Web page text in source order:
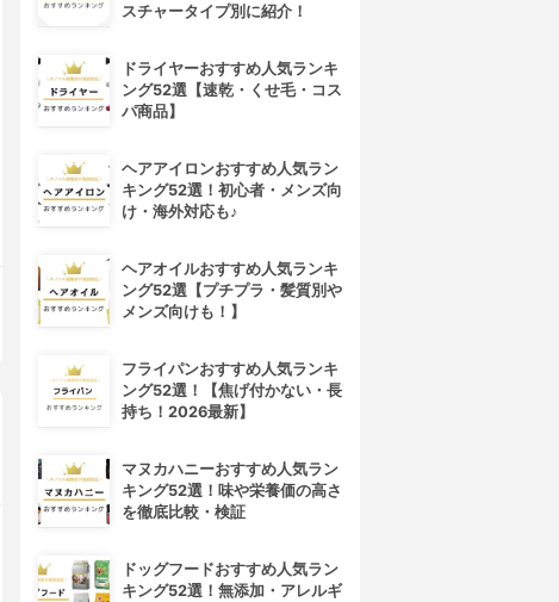
スチャータイプ別に紹介！
ドライヤーおすすめ人気ランキ
ング52選【速乾・くせ毛・コス
パ商品】
ヘアアイロンおすすめ人気ラン
キング52選！初心者・メンズ向
け・海外対応も♪
ヘアオイルおすすめ人気ランキ
ング52選【プチプラ・髪質別や
メンズ向けも！】
フライパンおすすめ人気ランキ
ング52選！【焦げ付かない・長
持ち！2026最新】
マヌカハニーおすすめ人気ラン
キング52選！味や栄養価の高さ
を徹底比較・検証
ドッグフードおすすめ人気ラン
キング52選！無添加・アレルギ